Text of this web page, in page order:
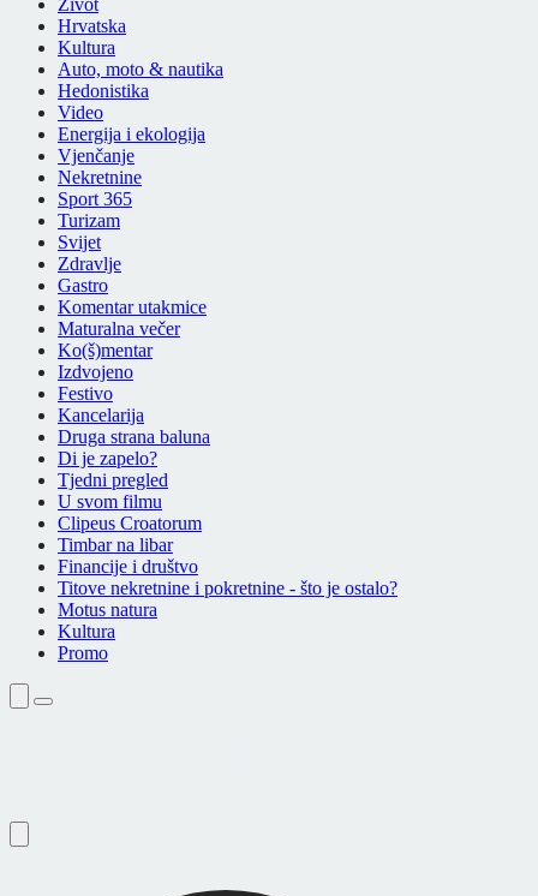
Život
Hrvatska
Kultura
Auto, moto & nautika
Hedonistika
Video
Energija i ekologija
Vjenčanje
Nekretnine
Sport 365
Turizam
Svijet
Zdravlje
Gastro
Komentar utakmice
Maturalna večer
Ko(š)mentar
Izdvojeno
Festivo
Kancelarija
Druga strana baluna
Di je zapelo?
Tjedni pregled
U svom filmu
Clipeus Croatorum
Timbar na libar
Financije i društvo
Titove nekretnine i pokretnine - što je ostalo?
Motus natura
Kultura
Promo